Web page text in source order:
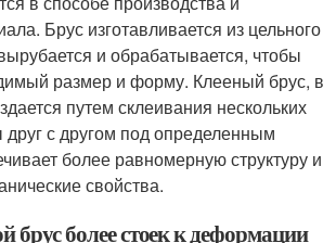
Брус изготавливается из цельного
и обрабатывается, чтобы
размер и форму. Клееный брус, в
путем склеивания нескольких
с другом под определенным
более равномерную структуру и
свойства.
брус более стоек к деформации